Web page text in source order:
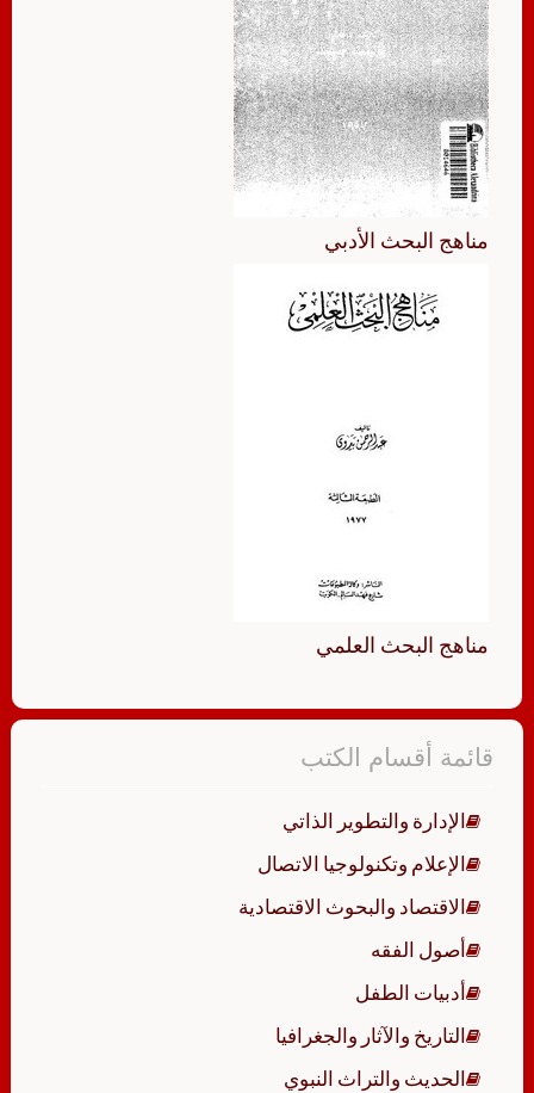
مناهج البحث الأدبي
مناهج البحث العلمي
قائمة أقسام الكتب
الإدارة والتطوير الذاتي
الإعلام وتكنولوجيا الاتصال
الاقتصاد والبحوث الاقتصادية
أصول الفقه
أدبيات الطفل
التاريخ والآثار والجغرافيا
الحديث والتراث النبوي